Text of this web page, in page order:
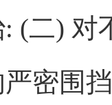
(二) 对
密围